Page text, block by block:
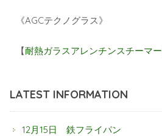
《AGCテクノグラス》
【耐熱ガラスアレンチンスチーマー
LATEST INFORMATION
12月15日 鉄フライパン